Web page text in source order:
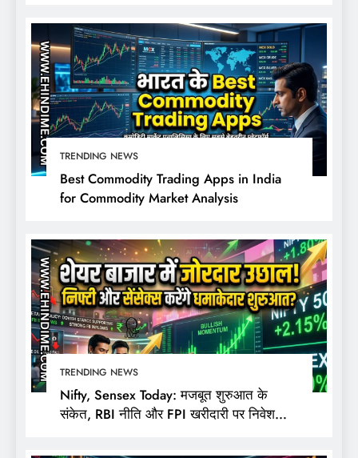
TRENDING NEWS
Best Commodity Trading Apps in India
for Commodity Market Analysis
TRENDING NEWS
Nifty, Sensex Today: मजबूत शुरुआत के
संकेत, RBI नीति और FPI खरीदारी पर निवेशकों